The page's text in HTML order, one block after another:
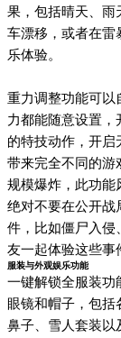
果，包括晴天、雨
车漂移，或者在雷
乐体验。
重力调整功能可以
力都能随意设置
的特技动作，开启
带来完全不同的游
规模爆炸，此功能
绝对不要在公开战
件，比如僵尸入侵
友一起体验这些事
服装与外观娱乐功能
一键解锁全服装功
眼镜和帽子，包
鼻子、雪人套装以